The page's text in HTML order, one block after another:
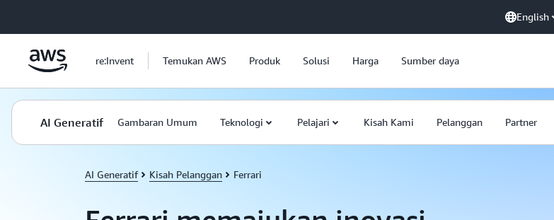
English
re:Invent Temukan AWS Produk Solusi Harga Sumber daya
AI Generatif Gambaran Umum Teknologi Pelajari Kisah Kami Pelanggan Partner
AI Generatif Kisah Pelanggan Ferrari